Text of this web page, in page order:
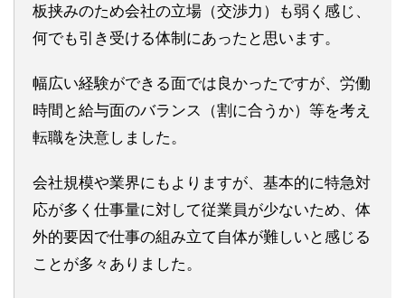
板挟みのため会社の立場（交渉力）も弱く感じ、
何でも引き受ける体制にあったと思います。
幅広い経験ができる面では良かったですが、労働
時間と給与面のバランス（割に合うか）等を考え
転職を決意しました。
会社規模や業界にもよりますが、基本的に特急対
応が多く仕事量に対して従業員が少ないため、体
外的要因で仕事の組み立て自体が難しいと感じる
ことが多々ありました。